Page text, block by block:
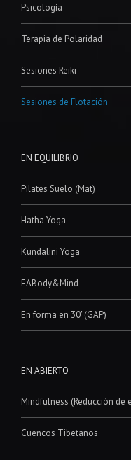
Psicología
Terapia de Polaridad
Sesiones Reiki
Sesiones de Flotación
EN EQUILIBRIO
Pilates Suelo (Mat)
Hatha Yoga
Kundalini Yoga
EABody&Mind
En forma en 30′ (GAP)
EN ABIERTO
Mindfulness (Reducción de
Cuencos Tibetanos